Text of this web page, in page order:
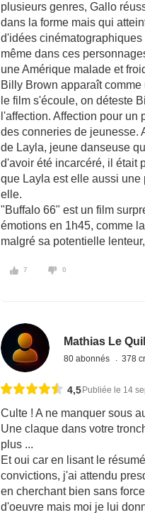
plusieurs genres, Gallo
dans la forme mais qui
d'idées
même dans ces
une Amérique malade et
Billy Brown apparaît
le film s'écoule, on déteste
l'affection. Affection pour
des conneries de jeunesse.
de Layla, jeune danseuse
d'avoir été incarcéré, il était
que Layla est elle aussi
elle.
"Buffalo 66" est un film
émotions en 1h45, comme
malgré sa potentielle
7 0
Mathias Le
80 abonnés 378
4,5Publiée le 14
Culte ! A ne manquer sous
Une claque dans votre
plus ...
Et oui car en lisant le
convictions, j'ai attendu
en cherchant bien sans
d'oeuvre mais moi je lui